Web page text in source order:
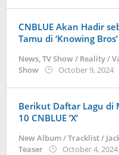
CNBLUE Akan Hadir
Tamu di ‘Knowing Bros’
News,TV Show / Reality /
Show
October 9, 2024by
Berikut Daftar Lagu di
10 CNBLUE ‘X’
New Album / Tracklist /
Teaser
October 4, 2024